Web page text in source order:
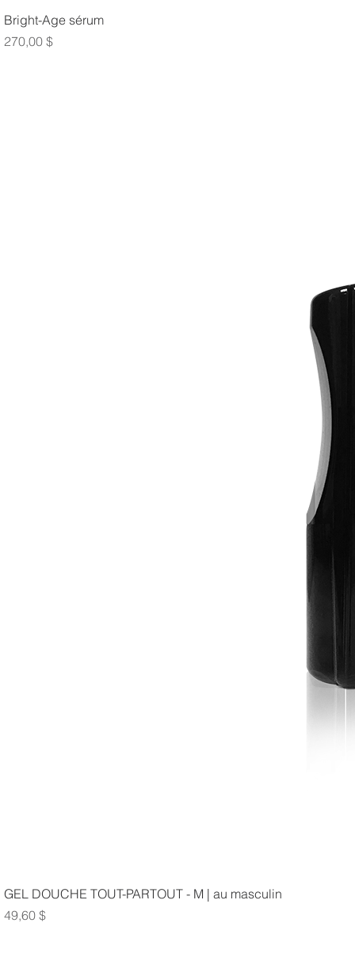
Bright-Age sérum
Prix
270,00 $
GEL DOUCHE TOUT-PARTOUT - M | au masculin
Prix
49,60 $